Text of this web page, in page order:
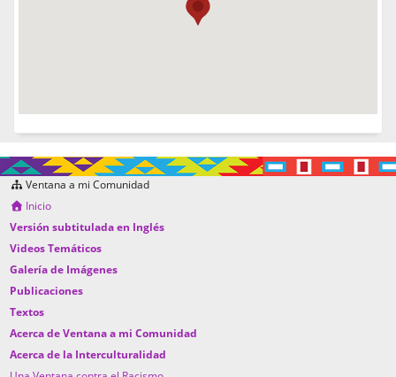
Ventana a mi Comunidad
Inicio
Versión subtitulada en Inglés
Videos Temáticos
Galería de Imágenes
Publicaciones
Textos
Acerca de Ventana a mi Comunidad
Acerca de la Interculturalidad